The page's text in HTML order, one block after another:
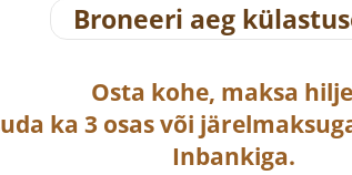
Broneeri aeg
Osta kohe, maksa
ka 3 osas või
Inbankiga.